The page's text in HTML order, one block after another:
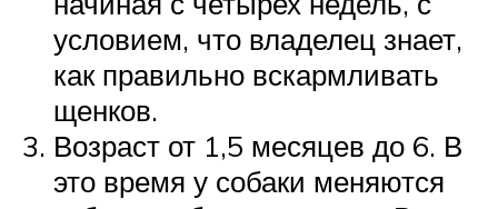
условием, что владелец знает,
как правильно вскармливать
щенков.
Возраст от 1,5 месяцев до 6. В
это время у собаки меняются